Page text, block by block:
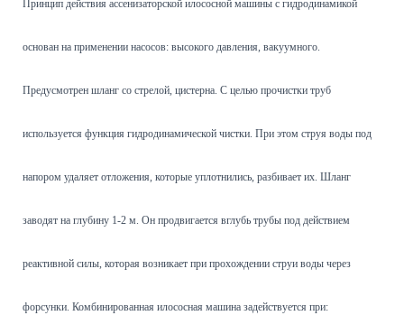
Принцип действия ассенизаторской илососной машины с гидродинамикой
основан на применении насосов: высокого давления, вакуумного.
Предусмотрен шланг со стрелой, цистерна. С целью прочистки труб
используется функция гидродинамической чистки. При этом струя воды под
напором удаляет отложения, которые уплотнились, разбивает их. Шланг
заводят на глубину 1-2 м. Он продвигается вглубь трубы под действием
реактивной силы, которая возникает при прохождении струи воды через
форсунки. Комбинированная илососная машина задействуется при: